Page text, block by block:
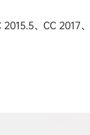
、CC 2017